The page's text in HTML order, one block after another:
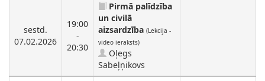
sestd.
07.02.2026
19:00
-
20:30
Pirmā palīdzība
un civilā
aizsardzība (Lekcija -
video ieraksts)
Oļegs
Sabeļņikovs